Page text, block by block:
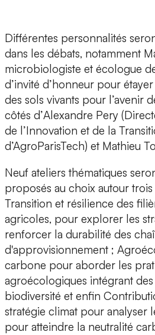
Différentes personnalités
dans les débats, notamment
microbiologiste et écologue
d’invité d’honneur pour
des sols vivants pour l’avenir
côtés d’Alexandre Pery
de l’Innovation et de la
d’AgroParisTech) et Mathieu
Neuf ateliers thématiques
proposés au choix autour trois
Transition et résilience des
agricoles, pour explorer les
renforcer la durabilité des
d'approvisionnement ;
carbone pour aborder les
agroécologiques intégrant
biodiversité et enfin
stratégie climat pour analyser
pour atteindre la neutralité